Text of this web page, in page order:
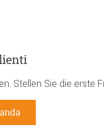
Stellen Sie die erste